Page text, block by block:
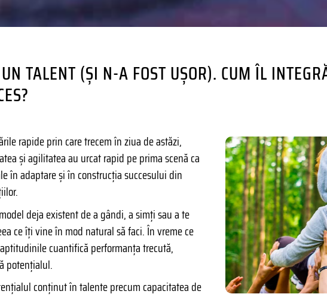
TALENT (ȘI N-A FOST UȘOR). CUM ÎL
rapide prin care trecem în ziua de astăzi,
și agilitatea au urcat rapid pe prima scenă ca
în adaptare și în construcția succesului din
deja existent de a gândi, a simți sau a te
ce îți vine în mod natural să faci. În vreme ce
cuantifică performanța trecută,
potențialul.
conținut în talente precum capacitatea de